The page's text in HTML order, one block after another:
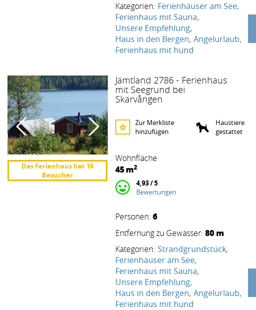
Kategorien: Ferienhäuser am See
Ferienhaus mit Sauna
Unsere Empfehlung
Haus in den Bergen Angelurlaub
Ferienhaus mit hund
Jämtland 2786 - Ferienhaus
mit Seegrund bei
Skärvången
Das Ferienhaus hat 18
Besucher
Zur Merkliste
hinzufügen
Haustiere
gestattet
Wohnfläche
45m2
4,93 / 5
Bewertungen
Personen: 6
Entfernung zu Gewässer: 80 m
Kategorien: Strandgrundstück
Ferienhäuser am See
Ferienhaus mit Sauna
Unsere Empfehlung
Haus in den Bergen Angelurlaub
Ferienhaus mit hund